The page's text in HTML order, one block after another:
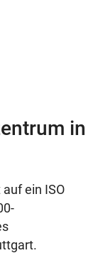
in
ein ISO